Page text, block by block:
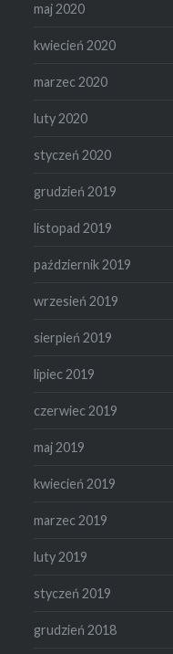
maj 2020
kwiecień 2020
marzec 2020
luty 2020
styczeń 2020
grudzień 2019
listopad 2019
październik 2019
wrzesień 2019
sierpień 2019
lipiec 2019
czerwiec 2019
maj 2019
kwiecień 2019
marzec 2019
luty 2019
styczeń 2019
grudzień 2018